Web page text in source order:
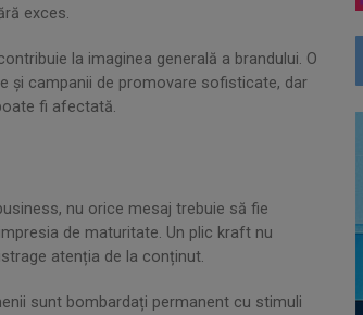
exces.
la imaginea generală a brandului. O
și campanii de promovare sofisticate, dar
fi afectată.
nu orice mesaj trebuie să fie
de maturitate. Un plic kraft nu
atenția de la conținut.
sunt bombardați permanent cu stimuli